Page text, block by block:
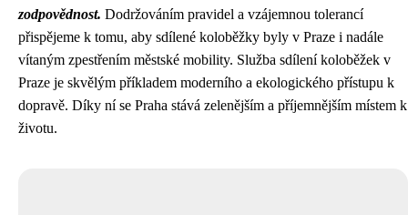
zodpovědnost. Dodržováním pravidel a vzájemnou tolerancí
přispějeme k tomu, aby sdílené koloběžky byly v Praze i nadále
vítaným zpestřením městské mobility. Služba sdílení koloběžek v
Praze je skvělým příkladem moderního a ekologického přístupu k
dopravě. Díky ní se Praha stává zelenějším a příjemnějším místem k
životu.